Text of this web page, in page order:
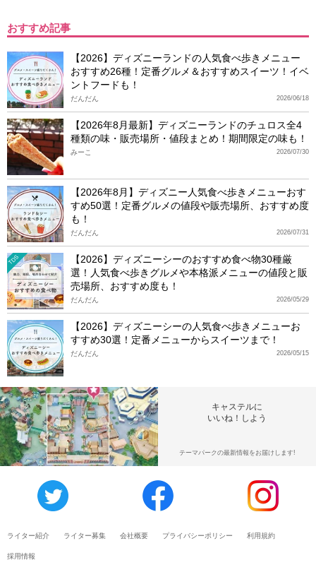
おすすめ記事
【2026】ディズニーランドの人気食べ歩きメニュー
おすすめ26種！定番グルメ＆おすすめスイーツ！イベ
ントフードも！
2026/06/18
だんだん
【2026年8月最新】ディズニーランドのチュロス全4
種類の味・販売場所・値段まとめ！期間限定の味も！
2026/07/30
みーこ
【2026年8月】ディズニー人気食べ歩きメニューおす
すめ50選！定番グルメの値段や販売場所、おすすめ度
も！
2026/07/31
だんだん
TDS
【2026】ディズニーシーのおすすめ食べ物30種厳
選！人気食べ歩きグルメや本格派メニューの値段と販
売場所、おすすめ度も！
2026/05/29
だんだん
【2026】ディズニーシーの人気食べ歩きメニューお
すすめ30選！定番メニューからスイーツまで！
2026/05/15
だんだん
キャステルに
いいね！しよう
テーマパークの最新情報をお届けします!
ライター紹介 ライター募集 会社概要 プライバシーポリシー 利用規約
採用情報